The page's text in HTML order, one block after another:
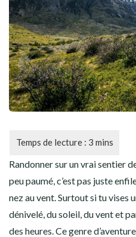
Randonner sur un vrai sentier
peu paumé, c’est pas juste
nez au vent. Surtout si tu vises
dénivelé, du soleil, du vent et
des heures. Ce genre